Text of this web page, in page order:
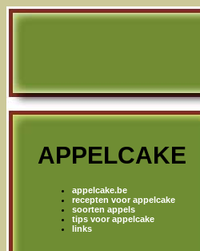
APPELCAKE
appelcake.be
recepten voor appelcake
soorten appels
tips voor appelcake
links